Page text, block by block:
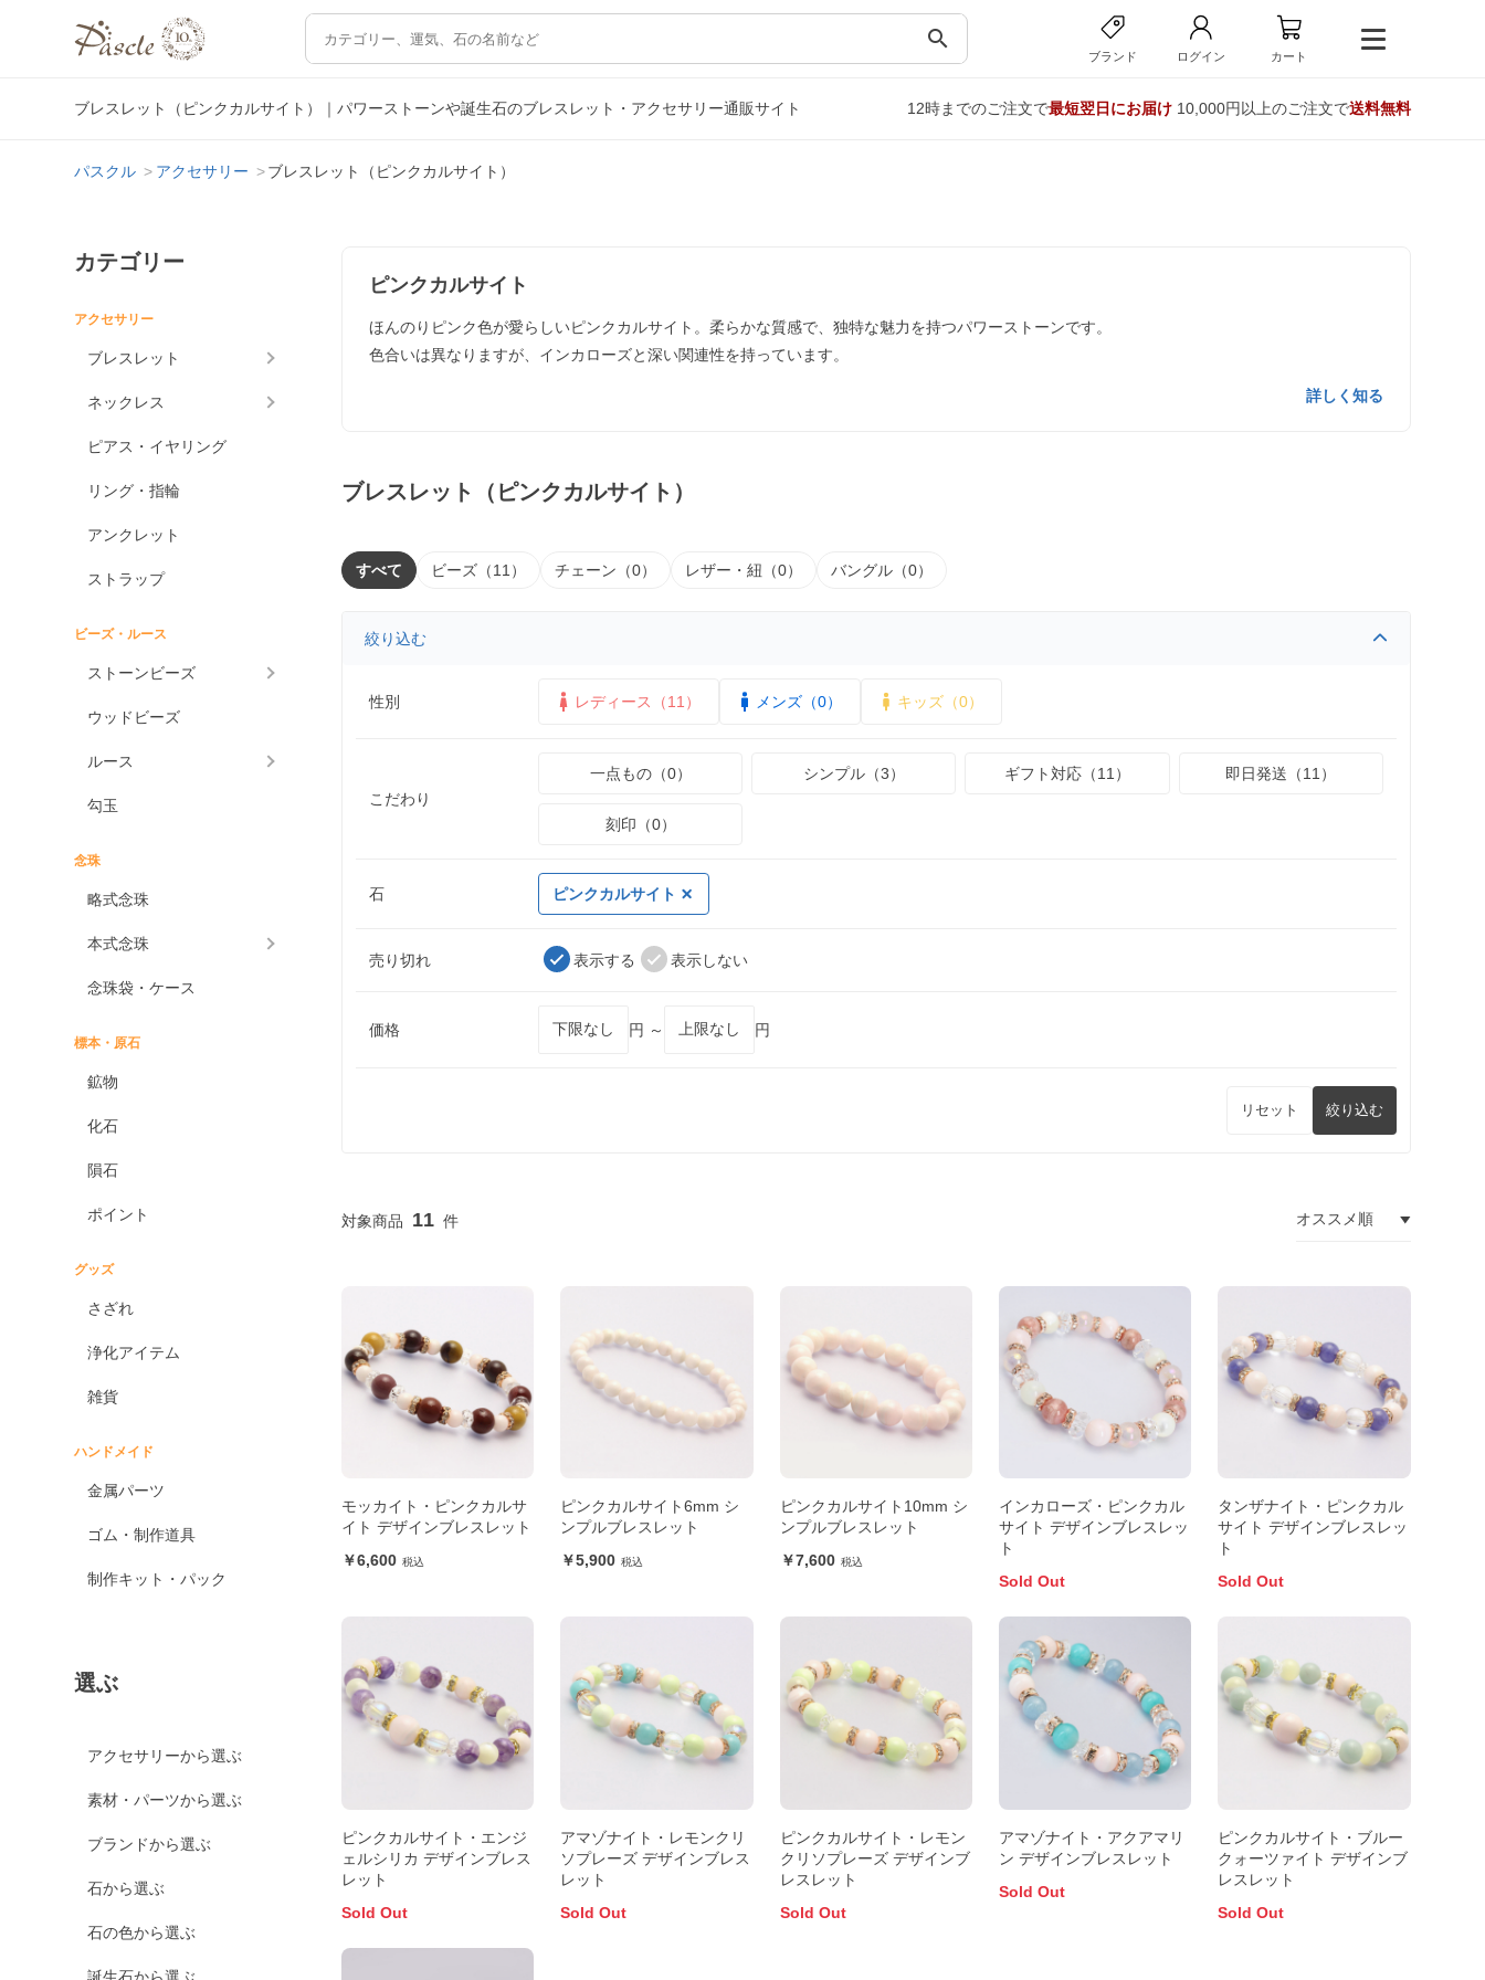
search
ブランド ログイン カート
ブレスレット（ピンクカルサイト）｜パワーストーンや誕生石のブレスレット・アクセサリー通販サイト 12時までのご注文で最短翌日にお届け10,000円以上のご注文で送料無料
パスクル アクセサリー ブレスレット（ピンクカルサイト）
カテゴリー
アクセサリー
ブレスレット
ネックレス
ピアス・イヤリング
リング・指輪
アンクレット
ストラップ
ビーズ・ルース
ストーンビーズ
ウッドビーズ
ルース
勾玉
念珠
略式念珠
本式念珠
念珠袋・ケース
標本・原石
鉱物
化石
隕石
ポイント
グッズ
さざれ
浄化アイテム
雑貨
ハンドメイド
金属パーツ
ゴム・制作道具
制作キット・パック
選ぶ
アクセサリーから選ぶ
素材・パーツから選ぶ
ブランドから選ぶ
石から選ぶ
石の色から選ぶ
ピンクカルサイト
ほんのりピンク色が愛らしいピンクカルサイト。柔らかな質感で、独特な魅力を持つパワーストーンです。
色合いは異なりますが、インカローズと深い関連性を持っています。
詳しく知る
ブレスレット（ピンクカルサイト）
すべて ビーズ（11） チェーン（0） レザー・紐（0） バングル（0）
絞り込む
性別 レディース（11） メンズ（0） キッズ（0）
こだわり
一点もの（0） シンプル（3） ギフト対応（11） 即日発送（11）
刻印（0）
石 ピンクカルサイト
売り切れ 表示する 表示しない
価格 円 ～ 円
リセット 絞り込む
11
モッカイト・ピンクカルサ
イト デザインブレスレット
6,600
ピンクカルサイト6mm シ
ンプルブレスレット
5,900
ピンクカルサイト10mm シ
ンプルブレスレット
7,600
インカローズ・ピンクカル
サイト デザインブレスレッ
ト
Sold Out
タンザナイト・ピンクカル
サイト デザインブレスレッ
ト
Sold Out
ピンクカルサイト・エンジ
ェルシリカ デザインブレス
レット
Sold Out
アマゾナイト・レモンクリ
ソプレーズ デザインブレス
レット
Sold Out
ピンクカルサイト・レモン
クリソプレーズ デザインブ
レスレット
Sold Out
アマゾナイト・アクアマリ
ン デザインブレスレット
Sold Out
ピンクカルサイト・ブルー
クォーツァイト デザインブ
レスレット
Sold Out